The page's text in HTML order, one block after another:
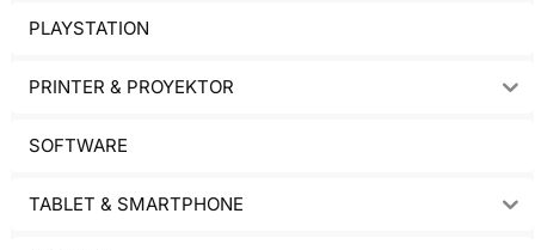
PLAYSTATION
PRINTER & PROYEKTOR
SOFTWARE
TABLET & SMARTPHONE